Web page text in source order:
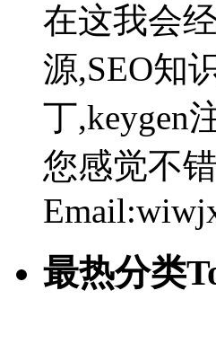
在这我会
源,SEO知
丁,keygen
您感觉不
最热分类